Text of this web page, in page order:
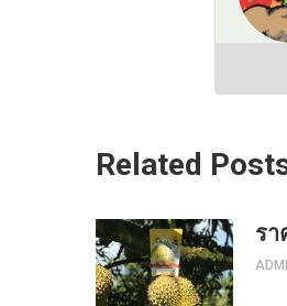
Related
รา